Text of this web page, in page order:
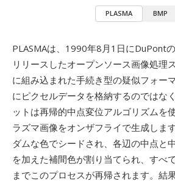
PLASMA BMP
PLASMAは、1990年8月1日にDuPont
リリースしたオープンソース画像処理
に組み込まれた手続き型の疑似フォー
にピクセルデータを格納するのではな
ットは再帰的中点変位アルゴリズムを
ラズマ画像をオンザフライで生成しま
ダムな色でシードされ、各辺の中点と
を加えた補間色が割り当てられ、すべ
までこのプロセスが再帰されます。結